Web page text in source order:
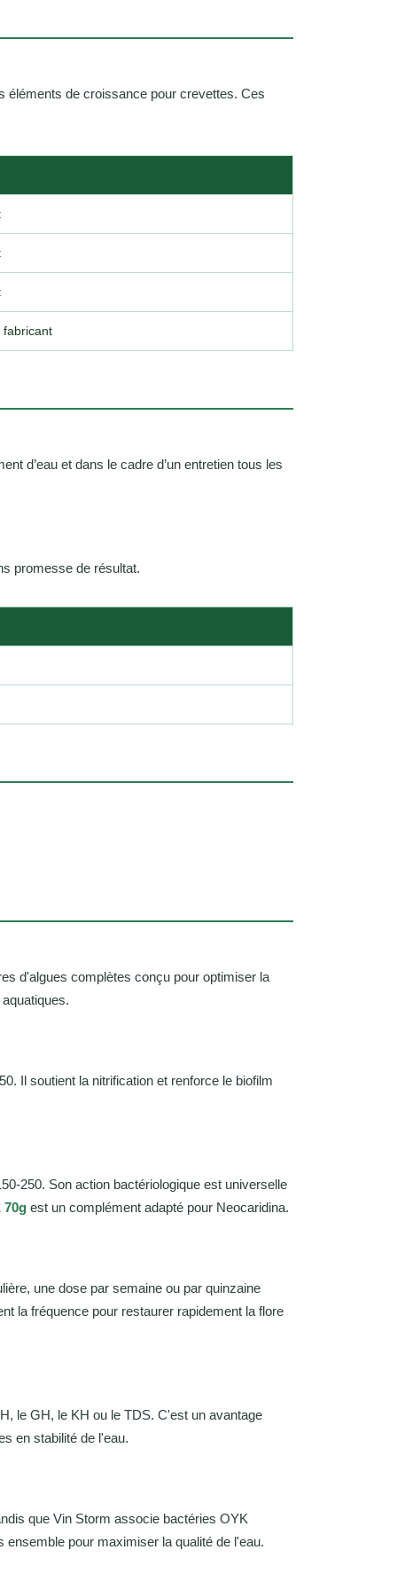
éléments de croissance pour crevettes. Ces
fabricant
d’eau et dans le cadre d’un entretien tous les
promesse de résultat.
d'algues complètes conçu pour optimiser la
Il soutient la nitrification et renforce le biofilm
250. Son action bactériologique est universelle
70g est un complément adapté pour Neocaridina.
une dose par semaine ou par quinzaine
la fréquence pour restaurer rapidement la flore
le GH, le KH ou le TDS. C'est un avantage
en stabilité de l'eau.
que Vin Storm associe bactéries OYK
pour maximiser la qualité de l'eau.